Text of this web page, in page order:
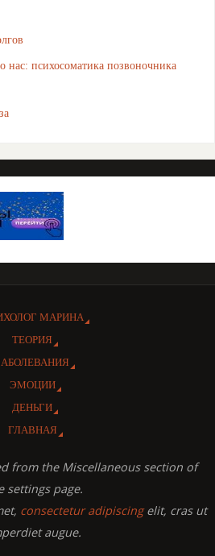
нас: психосоматика позвоночника
МАРИНА
ТЕОРИЯ
ЭМОЦИИ
ДЕНЬГИ
ГЛАВНАЯ
from the Miscellaneous section of
settings page.
consectetur adipiscingelit, cras ut
augue.